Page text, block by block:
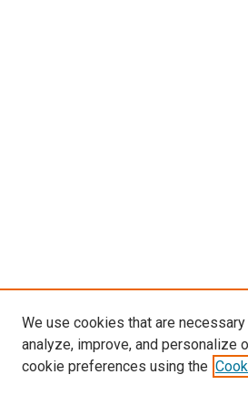
We use cookies that are
analyze, improve, and personalize
cookie preferences using the